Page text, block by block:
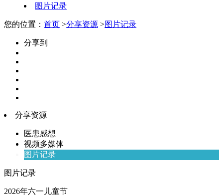
图片记录
您的位置： 首页 >分享资源 >图片记录
分享到
分享资源
医患感想
视频多媒体
图片记录
图片记录
2026年六一儿童节